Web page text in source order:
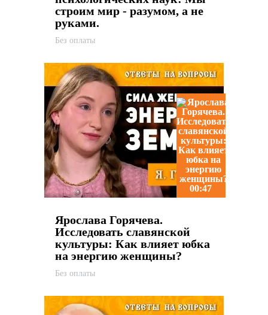
строим мир - разумом, а не
руками.
Без оплаты
00:47
Ярослава Горячева.
Исследовать славянской
культуры: Как влияет юбка
на энергию женщины?
Без оплаты